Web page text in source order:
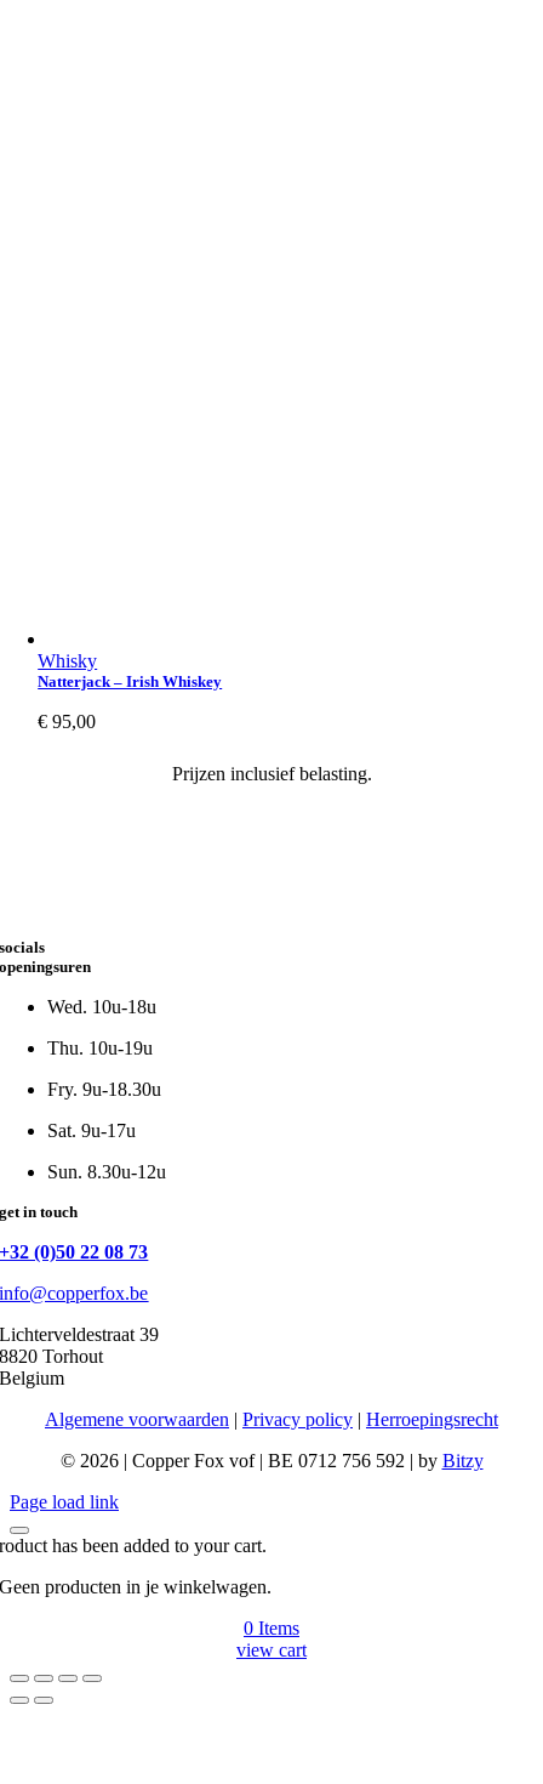
Whisky
Natterjack – Irish Whiskey
€ 95,00
Prijzen inclusief belasting.
socials
openingsuren
Wed. 10u-18u
Thu. 10u-19u
Fry. 9u-18.30u
Sat. 9u-17u
Sun. 8.30u-12u
get in touch
+32 (0)50 22 08 73
info@copperfox.be
Lichterveldestraat 39
8820 Torhout
Belgium
Algemene voorwaarden | Privacy policy | Herroepingsrecht
© 2026 | Copper Fox vof | BE 0712 756 592 | by Bitzy
Page load link
has been added to your cart.
Geen producten in je winkelwagen.
0 Items
view cart